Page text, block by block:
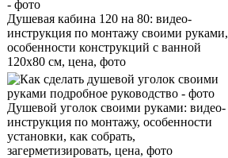
Душевая кабина 120 на 80: видео-
инструкция по монтажу своими руками,
особенности конструкций с ванной
120х80 см, цена, фото
Душевой уголок своими руками: видео-
инструкция по монтажу, особенности
установки, как собрать,
загерметизировать, цена, фото